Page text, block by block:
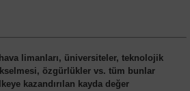
limanları, üniversiteler, teknolojik
özgürlükler vs. tüm bunlar
kazandırılan kayda değer